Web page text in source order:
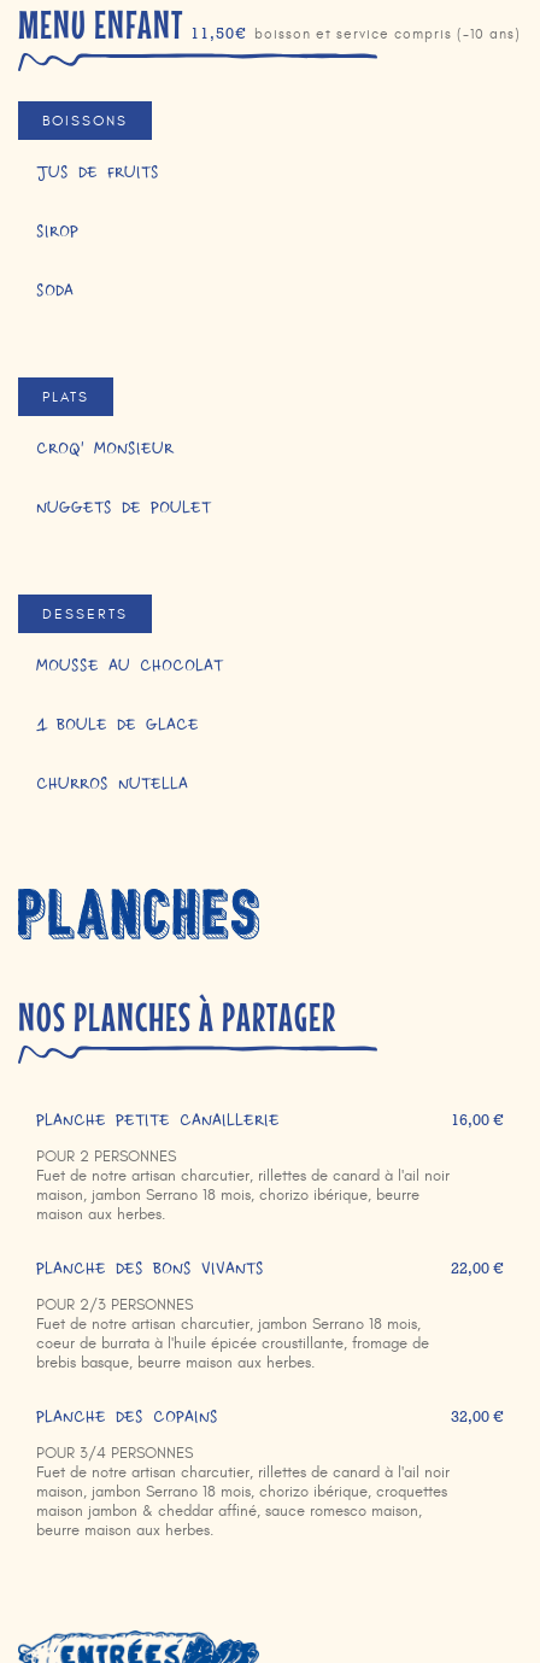
MENU ENFANT 11,50€ boisson et service compris (-10 ans)
BOISSONS
JUS DE FRUITS
SIROP
SODA
PLATS
CROQ' MONSIEUR
NUGGETS DE POULET
DESSERTS
MOUSSE AU CHOCOLAT
1 BOULE DE GLACE
CHURROS NUTELLA
NOS PLANCHES À PARTAGER
PLANCHE PETITE CANAILLERIE
POUR 2 PERSONNES
Fuet de notre artisan charcutier, rillettes de canard à l'ail noir
maison, jambon Serrano 18 mois, chorizo ibérique, beurre
maison aux herbes.
16,00 €
PLANCHE DES BONS VIVANTS
POUR 2/3 PERSONNES
Fuet de notre artisan charcutier, jambon Serrano 18 mois,
coeur de burrata à l'huile épicée croustillante, fromage de
brebis basque, beurre maison aux herbes.
22,00 €
PLANCHE DES COPAINS
POUR 3/4 PERSONNES
Fuet de notre artisan charcutier, rillettes de canard à l'ail noir
maison, jambon Serrano 18 mois, chorizo ibérique, croquettes
maison jambon & cheddar affiné, sauce romesco maison,
beurre maison aux herbes.
32,00 €